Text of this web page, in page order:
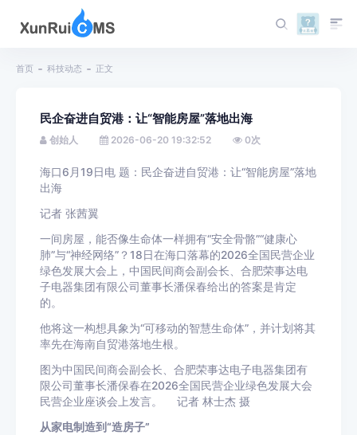
首页 科技动态 正文
民企奋进自贸港：让“智能房屋”落地出海
创始人 2026-06-20 19:32:52 0次
海口6月19日电 题：民企奋进自贸港：让“智能房屋”落地
出海
记者 张茜翼
一间房屋，能否像生命体一样拥有“安全骨骼”“健康心
肺”与“神经网络”？18日在海口落幕的2026全国民营企业
绿色发展大会上，中国民间商会副会长、合肥荣事达电
子电器集团有限公司董事长潘保春给出的答案是肯定
的。
他将这一构想具象为“可移动的智慧生命体”，并计划将其
率先在海南自贸港落地生根。
图为中国民间商会副会长、合肥荣事达电子电器集团有
限公司董事长潘保春在2026全国民营企业绿色发展大会
民营企业座谈会上发言。 记者 林士杰 摄
从家电制造到“造房子”